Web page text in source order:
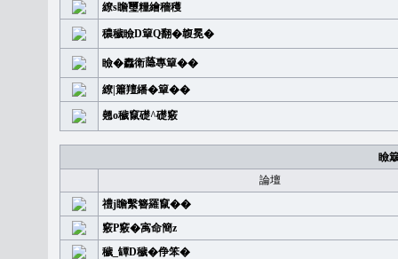
繚s瞻璽糧繪穡穫
穠穢瞼D簞Q翻�䪖冕�
瞼�䆐衛𦻕專簞��
繚|簫羶繙�簞��
翹o穢竄礎^礎竅
瞼
論壇
禮j瞻繫簪羅竄��
竅P竅�㝢命簡z
穢_罈D穢�鿇笨�